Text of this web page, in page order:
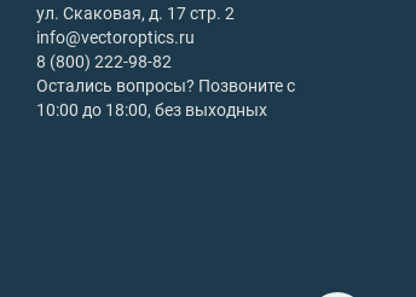
ул. Скаковая, д. 17 стр. 2
info@vectoroptics.ru
8 (800) 222-98-82
Остались вопросы? Позвоните с
10:00 до 18:00, без выходных